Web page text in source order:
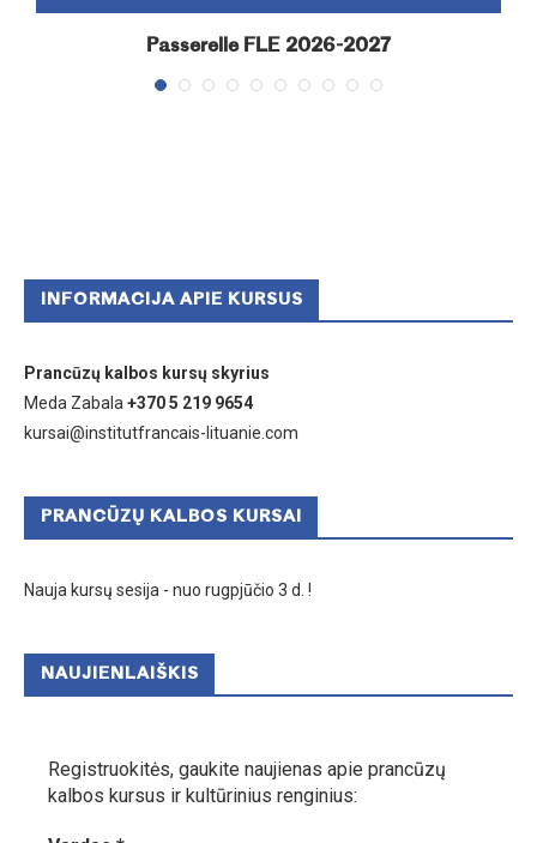
Passerelle FLE 2026-2027
INFORMACIJA APIE KURSUS
Prancūzų kalbos kursų skyrius
Meda Zabala +370 5 219 9654
kursai@institutfrancais-lituanie.com
PRANCŪZŲ KALBOS KURSAI
Nauja kursų sesija - nuo rugpjūčio 3 d. !
NAUJIENLAIŠKIS
Registruokitės, gaukite naujienas apie prancūzų
kalbos kursus ir kultūrinius renginius: